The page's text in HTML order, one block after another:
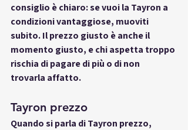
consiglio è chiaro: se vuoi la Tayron a
condizioni vantaggiose, muoviti
subito. Il prezzo giusto è anche il
momento giusto, e chi aspetta troppo
rischia di pagare di più o di non
trovarla affatto.
Tayron prezzo
Quando si parla di Tayron prezzo,